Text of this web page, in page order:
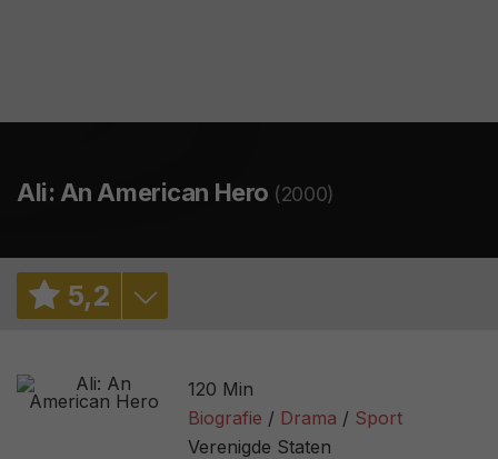
Ali: An American Hero (2000)
5,2
2,6/ 11
120 Min
Biografie
Drama
Sport
Verenigde Staten